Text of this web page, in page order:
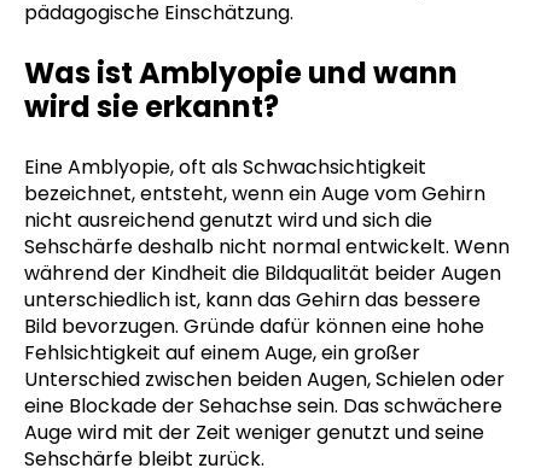
pädagogische Einschätzung.
Was ist Amblyopie und wann
wird sie erkannt?
Eine Amblyopie, oft als Schwachsichtigkeit
bezeichnet, entsteht, wenn ein Auge vom Gehirn
nicht ausreichend genutzt wird und sich die
Sehschärfe deshalb nicht normal entwickelt. Wenn
während der Kindheit die Bildqualität beider Augen
unterschiedlich ist, kann das Gehirn das bessere
Bild bevorzugen. Gründe dafür können eine hohe
Fehlsichtigkeit auf einem Auge, ein großer
Unterschied zwischen beiden Augen, Schielen oder
eine Blockade der Sehachse sein. Das schwächere
Auge wird mit der Zeit weniger genutzt und seine
Sehschärfe bleibt zurück.